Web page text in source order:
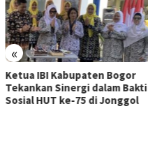
«
Ketua IBI Kabupaten Bogor
Tekankan Sinergi dalam Bakti
Sosial HUT ke-75 di Jonggol